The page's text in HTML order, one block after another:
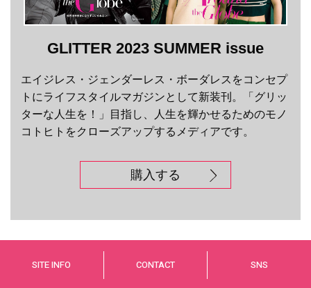
GLITTER 2023 SUMMER issue
エイジレス・ジェンダーレス・ボーダレスをコンセプ
トにライフスタイルマガジンとして新装刊。「グリッ
ターな人生を！」目指し、人生を輝かせるためのモノ
コトヒトをクローズアップするメディアです。
購入する
SITE INFO CONTACT SNS